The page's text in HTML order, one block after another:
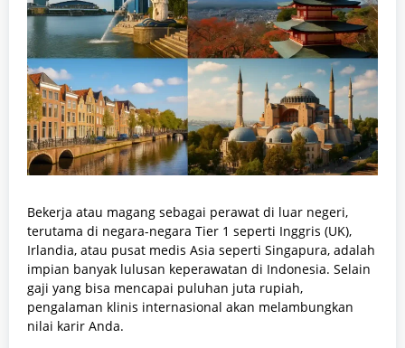
Bekerja atau magang sebagai perawat di luar negeri,
terutama di negara-negara Tier 1 seperti Inggris (UK),
Irlandia, atau pusat medis Asia seperti Singapura, adalah
impian banyak lulusan keperawatan di Indonesia. Selain
gaji yang bisa mencapai puluhan juta rupiah,
pengalaman klinis internasional akan melambungkan
nilai karir Anda.